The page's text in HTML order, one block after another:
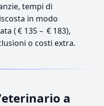
tempi di
in modo
( € 135 – € 183),
o costi extra.
a